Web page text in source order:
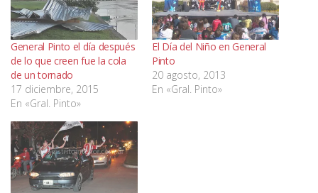
General Pinto el día después
de lo que creen fue la cola
de un tornado
17 diciembre, 2015
En «Gral. Pinto»
El Día del Niño en General
Pinto
20 agosto, 2013
En «Gral. Pinto»